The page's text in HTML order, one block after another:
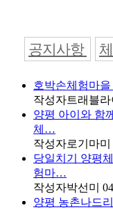
공지사항
호박손체험마
작성자트래블라
양평 아이와 함
체…
작성자로기마미
당일치기 양평
험마…
작성자박선미
양평 농촌나드